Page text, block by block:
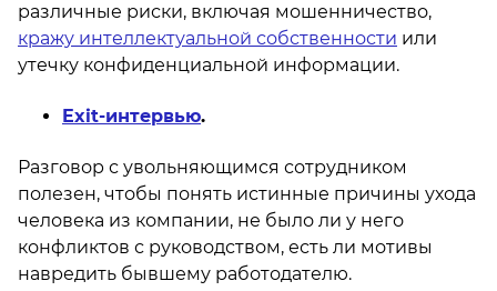
различные риски, включая мошенничество,
кражу интеллектуальной собственности или
утечку конфиденциальной информации.
Exit-интервью.
Разговор с увольняющимся сотрудником
полезен, чтобы понять истинные причины ухода
человека из компании, не было ли у него
конфликтов с руководством, есть ли мотивы
навредить бывшему работодателю.